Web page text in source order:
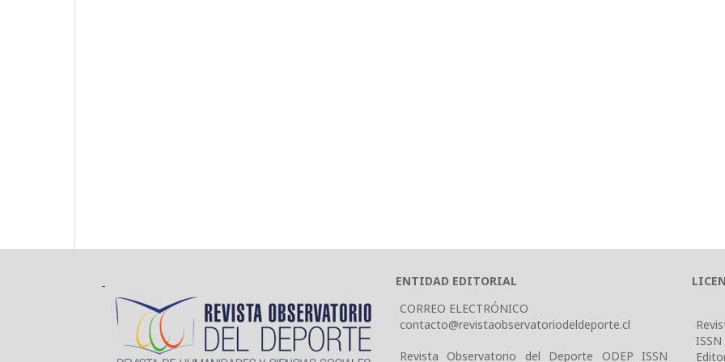
ENTIDAD EDITORIAL
CORREO ELECTRÓNICO
contacto@revistaobservatoriodeldeporte.cl
Revista Observatorio del Deporte ODEP ISSN